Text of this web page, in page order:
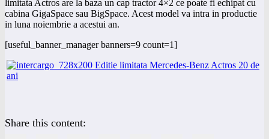
limitata Actros are la baza un cap tractor 4×2 ce poate fi echipat cu
cabina GigaSpace sau BigSpace. Acest model va intra in productie
in luna noiembrie a acestui an.
[useful_banner_manager banners=9 count=1]
Share this content: